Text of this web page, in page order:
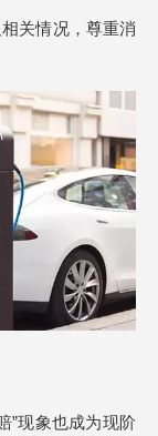
关情况，尊重消
”现象也成为现阶